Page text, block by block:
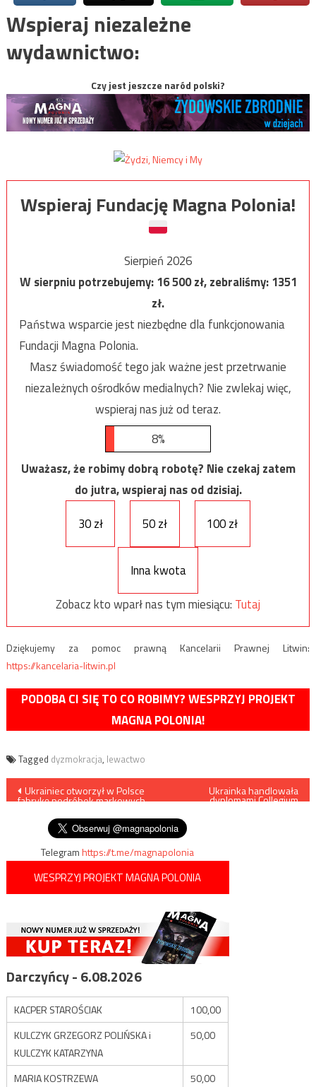
Wspieraj niezależne
wydawnictwo:
Czy jest jeszcze naród polski?
Wspieraj Fundację Magna Polonia!
Sierpień 2026
W sierpniu potrzebujemy:16 500zł, zebraliśmy:1351
zł.
Państwa wsparcie jest niezbędne dla funkcjonowania
Fundacji Magna Polonia.
Masz świadomość tego jak ważne jest przetrwanie
niezależnych ośrodków medialnych? Nie zwlekaj więc,
wspieraj nas już od teraz.
8%
Uważasz, że robimy dobrą robotę? Nie czekaj zatem
do jutra, wspieraj nas od dzisiaj.
30 zł
50 zł 100 zł
Inna kwota
Zobacz kto wparł nas tym miesiącu: Tutaj
Dziękujemy za pomoc prawną Kancelarii Prawnej Litwin:
https://kancelaria-litwin.pl
PODOBA CI SIĘ TO CO ROBIMY? WESPRZYJ PROJEKT
MAGNA POLONIA!
Tagged dyzmokracja, lewactwo
Nawigacja
wpisu
Ukrainiec otworzył w Polsce
fabrykę podróbek markowych
Ukrainka handlowała
dyplomami Collegium
Telegramhttps://t.me/magnapolonia
WESPRZYJ PROJEKT MAGNA POLONIA
Darczyńcy - 6.08.2026
KACPER STAROŚCIAK
100,00
KULCZYK GRZEGORZ POLIŃSKA i
KULCZYK KATARZYNA
50,00
MARIA KOSTRZEWA 50,00